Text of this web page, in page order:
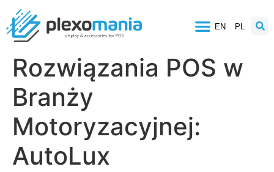
EN PL
Rozwiązania POS w
Branży
Motoryzacyjnej:
AutoLux